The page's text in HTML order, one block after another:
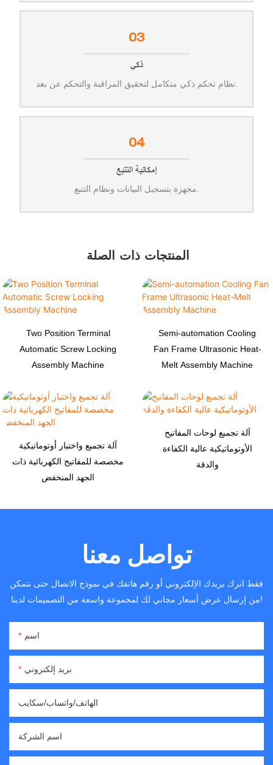
03
ذكي
04
إمكانية التتبع
المنتجات ذات الصلة
Two Position Terminal
Automatic Screw Locking
Assembly Machine
Semi-automation Cooling
Fan Frame Ultrasonic Heat-
Melt Assembly Machine
آلة تجميع واختبار أوتوماتيكية
مخصصة للمفاتيح الكهربائية ذات
الجهد المنخفض
آلة تجميع لوحات المفاتيح
الأوتوماتيكية عالية الكفاءة
والدقة
تواصل معنا
فقط اترك بريدك الإلكتروني أو رقم هاتفك في نموذج الاتصال حتى نتمكن
من إرسال عرض أسعار مجاني لك لمجموعة واسعة من التصميمات لدينا!
اسم
بريد إلكتروني
الهاتف/واتساب/سكايب
اسم الشركة